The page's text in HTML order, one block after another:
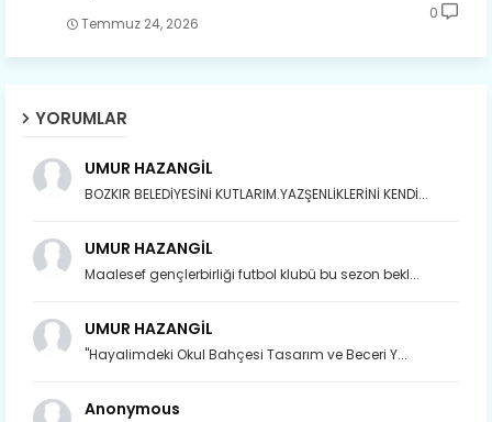
Temmuz 24, 2026
0
YORUMLAR
UMUR HAZANGİL
BOZKIR BELEDİYESİNİ KUTLARIM.YAZŞENLİKLERİNİ KENDİ...
UMUR HAZANGİL
Maalesef gençlerbirliği futbol klubü bu sezon bekl...
UMUR HAZANGİL
"Hayalimdeki Okul Bahçesi Tasarım ve Beceri Y...
Anonymous